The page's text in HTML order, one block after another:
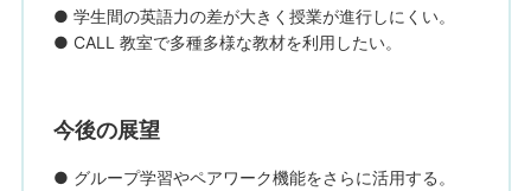
● 学生間の英語力の差が大きく授業が進行しにくい。
● CALL 教室で多種多様な教材を利用したい。
今後の展望
● グループ学習やペアワーク機能をさらに活用する。